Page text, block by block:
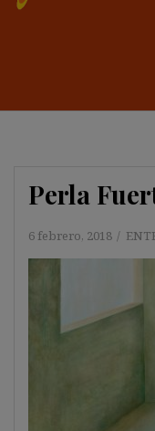
Perla
6 febrero, 2018